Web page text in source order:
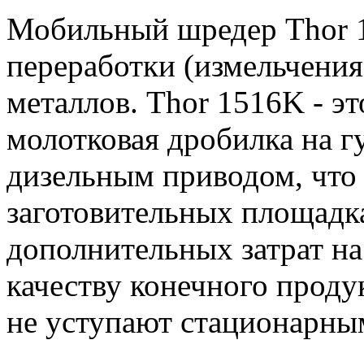
Мобильный шредер Thor
переработки
металлов. Thor 1516K -
молотковая дробилка на
дизельным приводом, что
заготовительных
дополнительных затрат
качеству конечного
не уступают